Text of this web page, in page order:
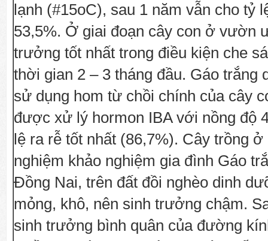
lạnh (#15oC), sau 1 năm vẫn cho tỷ
53,5%. Ở giai đoạn cây con ở vườn
trưởng tốt nhất trong điều kiện che
thời gian 2 – 3 tháng đầu. Gáo trắng
sử dụng hom từ chồi chính của cây
được xử lý hormon IBA với nồng độ
lệ ra rễ tốt nhất (86,7%). Cây trồng
nghiệm khảo nghiệm gia đình Gáo
Đồng Nai, trên đất đồi nghèo dinh
mỏng, khô, nên sinh trưởng chậm.
sinh trưởng bình quân của đường